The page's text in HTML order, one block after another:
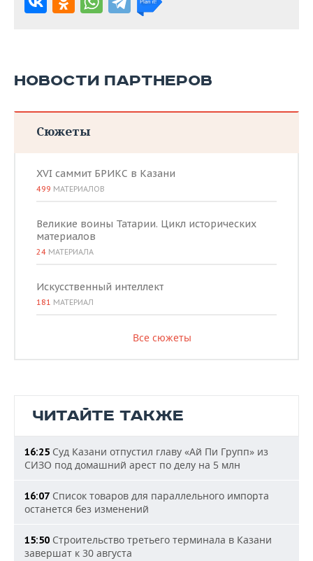
НОВОСТИ ПАРТНЕРОВ
Сюжеты
XVI саммит БРИКС в Казани
499 МАТЕРИАЛОВ
Великие воины Татарии. Цикл исторических
материалов
24 МАТЕРИАЛА
Искусственный интеллект
181 МАТЕРИАЛ
Все сюжеты
ЧИТАЙТЕ ТАКЖЕ
16:25 Суд Казани отпустил главу «Ай Пи Групп» из
СИЗО под домашний арест по делу на 5 млн
16:07 Список товаров для параллельного импорта
останется без изменений
15:50 Строительство третьего терминала в Казани
завершат к 30 августа